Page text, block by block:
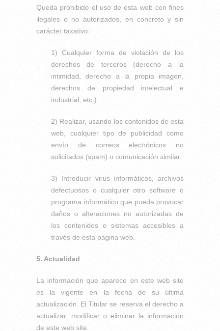
Queda prohibido el uso de esta web con fines
ilegales o no autorizados, en concreto y sin
carácter taxativo:
1) Cualquier forma de violación de los
derechos de terceros (derecho a la
intimidad, derecho a la propia imagen,
derechos de propiedad intelectual e
industrial, etc.).
2) Realizar, usando los contenidos de esta
web, cualquier tipo de publicidad como
envío de correos electrónicos no
solicitados (spam) o comunicación similar.
3) Introducir virus informáticos, archivos
defectuosos o cualquier otro software o
programa informático que pueda provocar
daños o alteraciones no autorizadas de
los contenidos o sistemas accesibles a
través de esta página web.
5. Actualidad
La información que aparece en este web site
es la vigente en la fecha de su última
actualización. El Titular se reserva el derecho a
actualizar, modificar o eliminar la información
de este web site.